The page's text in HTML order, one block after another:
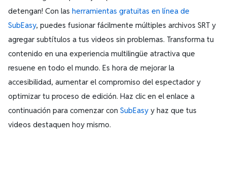
detengan! Con las herramientas gratuitas en línea de
SubEasy, puedes fusionar fácilmente múltiples archivos SRT y
agregar subtítulos a tus videos sin problemas. Transforma tu
contenido en una experiencia multilingüe atractiva que
resuene en todo el mundo. Es hora de mejorar la
accesibilidad, aumentar el compromiso del espectador y
optimizar tu proceso de edición. Haz clic en el enlace a
continuación para comenzar con SubEasy y haz que tus
videos destaquen hoy mismo.